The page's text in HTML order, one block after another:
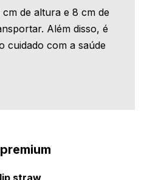
de altura e 8 cm de
Além disso, é
cuidado com a saúde